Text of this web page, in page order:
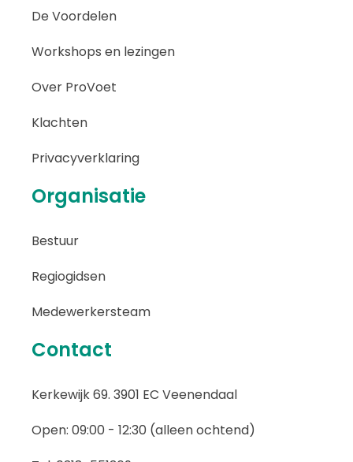
De Voordelen
Workshops en lezingen
Over ProVoet
Klachten
Privacyverklaring
Organisatie
Bestuur
Regiogidsen
Medewerkersteam
Contact
Kerkewijk 69. 3901 EC Veenendaal
Open: 09:00 - 12:30 (alleen ochtend)